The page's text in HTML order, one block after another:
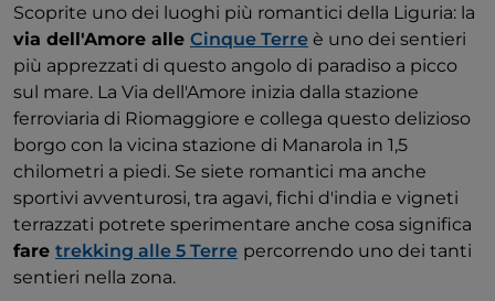
Scoprite uno dei luoghi più romantici della Liguria: la
via dell'Amore alle Cinque Terre è uno dei sentieri
più apprezzati di questo angolo di paradiso a picco
sul mare. La Via dell'Amore inizia dalla stazione
ferroviaria di Riomaggiore e collega questo delizioso
borgo con la vicina stazione di Manarola in 1,5
chilometri a piedi. Se siete romantici ma anche
sportivi avventurosi, tra agavi, fichi d'india e vigneti
terrazzati potrete sperimentare anche cosa significa
fare trekking alle 5 Terre percorrendo uno dei tanti
sentieri nella zona.